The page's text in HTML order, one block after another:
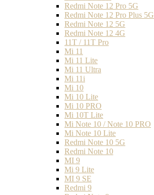
Redmi Note 12 Pro 5G
Redmi Note 12 Pro Plus 5G
Redmi Note 12 5G
Redmi Note 12 4G
11T / 11T Pro
Mi 11
Mi 11 Lite
Mi 11 Ultra
Mi 11i
Mi 10
Mi 10 Lite
Mi 10 PRO
Mi 10T Lite
Mi Note 10 / Note 10 PRO
Mi Note 10 Lite
Redmi Note 10 5G
Redmi Note 10
MI 9
Mi 9 Lite
MI 9 SE
Redmi 9